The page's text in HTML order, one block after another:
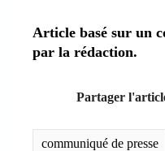
Article basé sur un
par la rédaction.
Partager
communiqué de presse